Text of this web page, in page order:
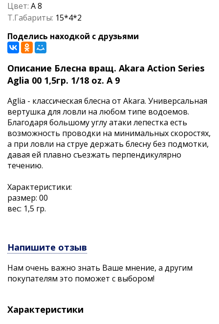
Цвет: A 8
Т.Габариты: 15*4*2
Поделись находкой с друзьями
Описание Блесна вращ. Akara Action Series
Aglia 00 1,5гр. 1/18 oz. A 9
Aglia - классическая блесна от Akara. Универсальная
вертушка для ловли на любом типе водоемов.
Благодаря большому углу атаки лепестка есть
возможность проводки на минимальных скоростях,
а при ловли на струе держать блесну без подмотки,
давая ей плавно съезжать перпендикулярно
течению.
Характеристики:
размер: 00
вес: 1,5 гр.
Напишите отзыв
Нам очень важно знать Ваше мнение, а другим
покупателям это поможет с выбором!
Характеристики